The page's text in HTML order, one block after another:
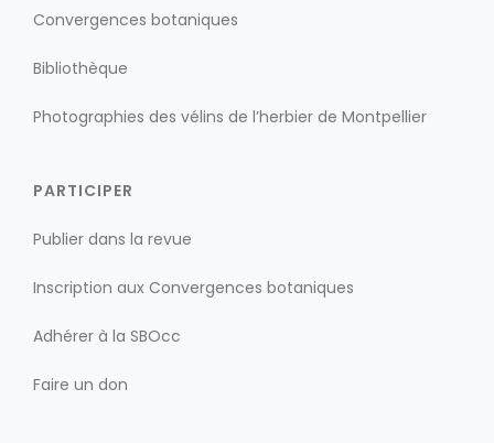
Convergences botaniques
Bibliothèque
Photographies des vélins de l’herbier de Montpellier
PARTICIPER
Publier dans la revue
Inscription aux Convergences botaniques
Adhérer à la SBOcc
Faire un don